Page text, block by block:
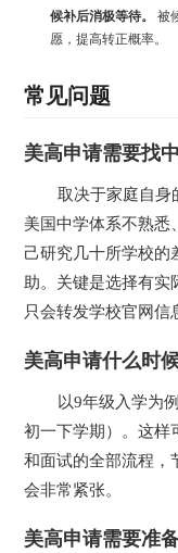
候补后消极等待。
被
愿，提高转正概率。
常见问题
美高申请需要找
取决于家庭自身
美国中学体系不熟悉
己研究几十所学校的
助。关键是选择有实
只会转发学校官网信
美高申请什么时
以9年级入学为
初一下学期）。这样
和面试的全部流程，
会非常紧张。
美高申请需要准